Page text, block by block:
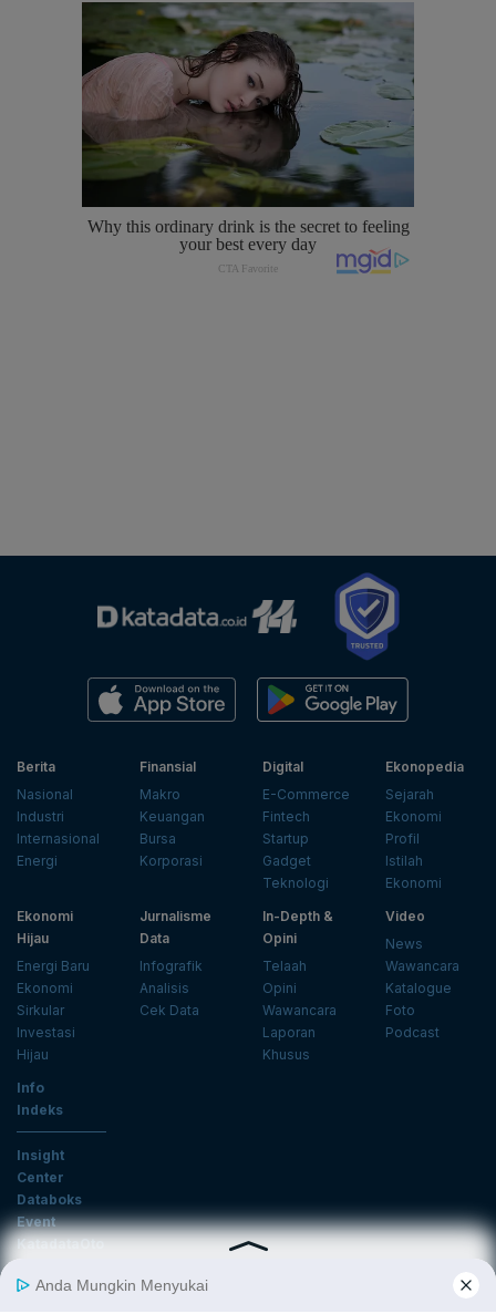
Berita
Nasional
Industri
Internasional
Energi
Finansial
Makro
Keuangan
Bursa
Korporasi
Digital
E-Commerce
Fintech
Startup
Gadget
Teknologi
Ekonopedia
Sejarah
Ekonomi
Profil
Istilah
Ekonomi
Ekonomi
Hijau
Energi Baru
Ekonomi
Sirkular
Investasi
Hijau
Jurnalisme
Data
Infografik
Analisis
Cek Data
In-Depth &
Opini
Telaah
Opini
Wawancara
Laporan
Khusus
Video
News
Wawancara
Katalogue
Foto
Podcast
Info
Indeks
Insight
Center
Databoks
Event
KatadataOto